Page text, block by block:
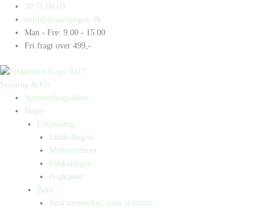
indholdet
30 71 00 03
mail@straarupogco.dk
Man - Fre: 9.00 - 15.00
Fri fragt over 499,-
Straarup & Co
Sommerbogpakker
Bøger
Letlæsning
Indskolingen
Mellemtrinnet
Udskolingen
Bogkasser
Børn
Små mennesker, store drømme
Products
search
Products
search
3
(Enkeltstyk)